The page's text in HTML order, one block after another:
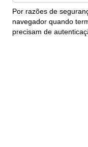
Por razões de
navegador quando
precisam de